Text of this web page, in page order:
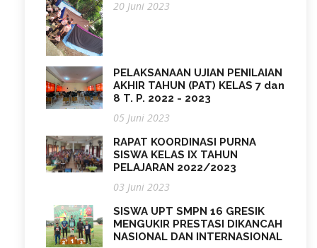
20 Juni 2023
PELAKSANAAN UJIAN PENILAIAN
AKHIR TAHUN (PAT) KELAS 7 dan
8 T. P. 2022 - 2023
05 Juni 2023
RAPAT KOORDINASI PURNA
SISWA KELAS IX TAHUN
PELAJARAN 2022/2023
03 Juni 2023
SISWA UPT SMPN 16 GRESIK
MENGUKIR PRESTASI DIKANCAH
NASIONAL DAN INTERNASIONAL